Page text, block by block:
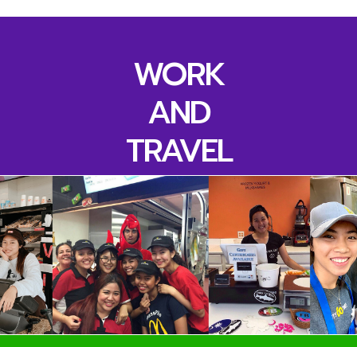
WORK
AND
TRAVEL